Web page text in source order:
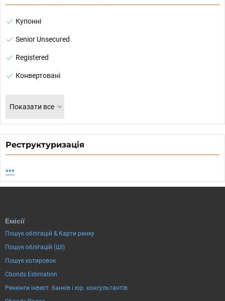
Купонні
Senior Unsecured
Registered
Конвертовані
Показати все
Реструктуризація
***
Емісії
Пошук облігацій & Карти ринку
Пошук облігацій (ШІ)
Пошук котировок
Cbonds Estimation
Ренкінги інвест. банків і юр. консультантів